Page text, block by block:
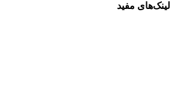
لینک‌های مفید